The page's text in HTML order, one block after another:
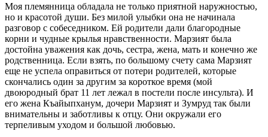
Моя племянница обладала не только приятной наружностью,
но и красотой души. Без милой улыбки она не начинала
разговор с собеседником. Ей родители дали благородные
корни и чудные крылья нравственности. Марзият была
достойна уважения как дочь, сестра, жена, мать и конечно же
родственница. Если взять, по большому счету сама Марзият
еще не успела оправиться от потери родителей, которые
скончались один за другим за короткое время (мой
двоюродный брат 11 лет лежал в постели после инсульта). И
его жена Къайыпханум, дочери Марзият и Зумруд так были
внимательны и заботливы к отцу. Они окружали его
терпеливым уходом и большой любовью.